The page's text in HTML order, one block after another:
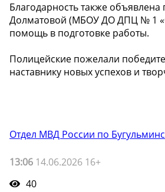
Благодарность также объявлена
Долматовой (МБОУ ДО ДПЦ № 1
помощь в подготовке работы.
Полицейские пожелали
наставнику новых успехов и
Отдел МВД России по
13:06 14.06.2026 16+
40